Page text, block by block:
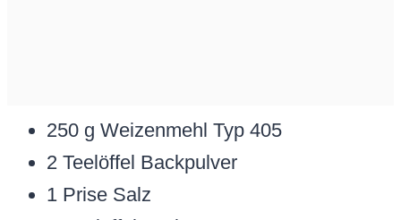
250 g Weizenmehl Typ 405
2 Teelöffel Backpulver
1 Prise Salz